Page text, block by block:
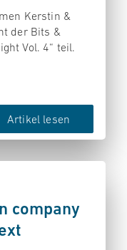
Kerstin &
der Bits &
Vol. 4“ teil.
Artikel lesen
company